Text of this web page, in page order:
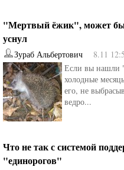
"Мертвый ёжик", может
уснул
Зураб Альбертович 8.11
Если вы нашли
холодные
его, не
ведро...
Что не так с системой
"единорогов"